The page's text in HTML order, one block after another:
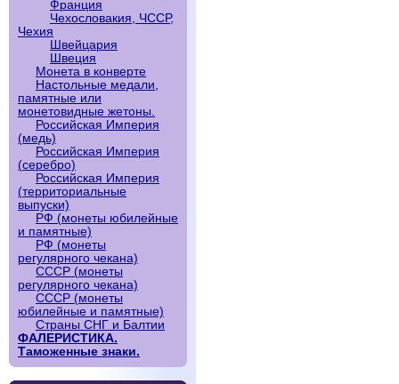
Франция
Чехословакия, ЧССР,
Чехия
Швейцария
Швеция
Монета в конверте
Настольные медали,
памятные или
монетовидные жетоны.
Российская Империя
(медь)
Российская Империя
(серебро)
Российская Империя
(территориальные
выпуски)
РФ (монеты юбилейные
и памятные)
РФ (монеты
регулярного чекана)
СССР (монеты
регулярного чекана)
СССР (монеты
юбилейные и памятные)
Страны СНГ и Балтии
ФАЛЕРИСТИКА.
Таможенные знаки.